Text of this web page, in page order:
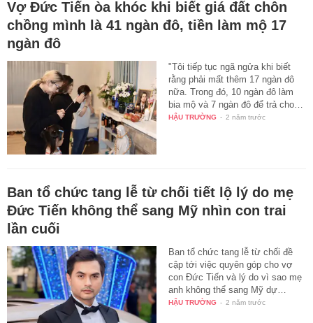
Vợ Đức Tiến òa khóc khi biết giá đất chôn
chồng mình là 41 ngàn đô, tiền làm mộ 17
ngàn đô
"Tôi tiếp tục ngã ngửa khi biết
rằng phải mất thêm 17 ngàn đô
nữa. Trong đó, 10 ngàn đô làm
bia mộ và 7 ngàn đô để trả cho…
HẬU TRƯỜNG - 2 năm trước
Ban tổ chức tang lễ từ chối tiết lộ lý do mẹ
Đức Tiến không thể sang Mỹ nhìn con trai
lần cuối
Ban tổ chức tang lễ từ chối đề
cập tới việc quyên góp cho vợ
con Đức Tiến và lý do vì sao mẹ
anh không thể sang Mỹ dự…
HẬU TRƯỜNG - 2 năm trước